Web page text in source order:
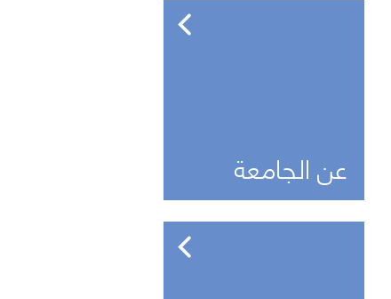
عن الجامعة